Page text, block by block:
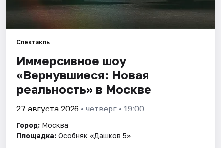
Спектакль
Иммерсивное шоу
«Вернувшиеся: Новая
реальность» в Москве
27 августа 2026 • четверг • 19:00
Город: Москва
Площадка: Особняк «Дашков 5»